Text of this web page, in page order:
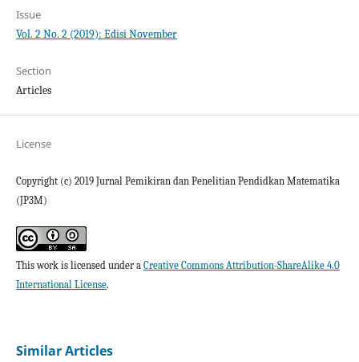
Issue
Vol. 2 No. 2 (2019): Edisi November
Section
Articles
License
Copyright (c) 2019 Jurnal Pemikiran dan Penelitian Pendidkan Matematika
(JP3M)
This work is licensed under a Creative Commons Attribution-ShareAlike 4.0
International License.
Similar Articles